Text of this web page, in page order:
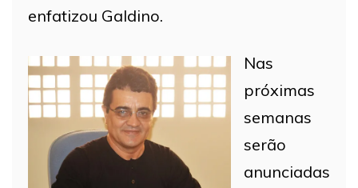
enfatizou Galdino.
Nas
próximas
semanas
serão
anunciadas